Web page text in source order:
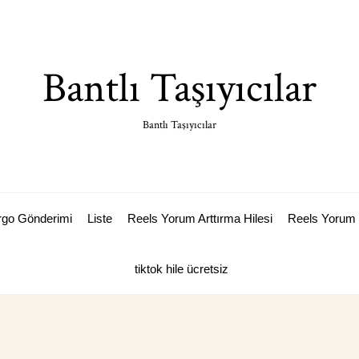
Bantlı Taşıyıcılar
Bantlı Taşıyıcılar
Gönderimi Liste Reels Yorum Arttırma Hilesi Reels
tiktok hile ücretsiz